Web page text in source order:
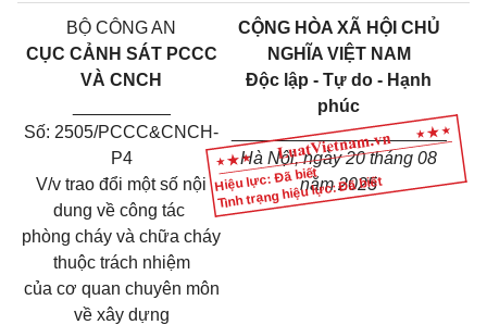
Hiệu lực: Đã biết
Tình trạng hiệu lực: Đã biết
BỘ CÔNG AN
CỤC CẢNH SÁT PCCC
VÀ CNCH
Số: 2505/PCCC&CNCH-
P4
V/v trao đổi một số nội
dung về công tác
phòng cháy và chữa cháy
thuộc trách nhiệm
của cơ quan chuyên môn
về xây dựng
CỘNG HÒA XÃ HỘI CHỦ
NGHĨA VIỆT NAM
Độc lập - Tự do - Hạnh
phúc
______________________
Hà Nội, ngày 20 tháng 08
năm 2025